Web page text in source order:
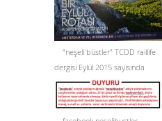
"neşeli büstler" TCDD raillife
dergisi Eylül 2015 sayısında